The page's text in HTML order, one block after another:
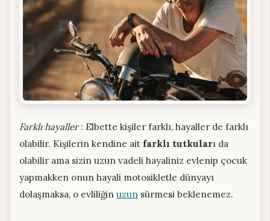
Farklı hayaller: Elbette kişiler farklı, hayaller de farklı
olabilir. Kişilerin kendine ait farklı tutkuları da
olabilir ama sizin uzun vadeli hayaliniz evlenip çocuk
yapmakken onun hayali motosikletle dünyayı
dolaşmaksa, o evliliğin uzun sürmesi beklenemez.